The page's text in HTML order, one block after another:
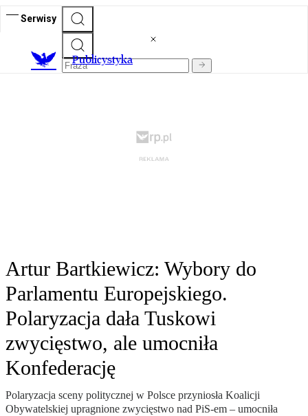
Serwisy
Publicystyka
Artur Bartkiewicz: Wybory do
Parlamentu Europejskiego.
Polaryzacja dała Tuskowi
zwycięstwo, ale umocniła
Konfederację
Polaryzacja sceny politycznej w Polsce przyniosła Koalicji
Obywatelskiej upragnione zwycięstwo nad PiS-em – umocniła